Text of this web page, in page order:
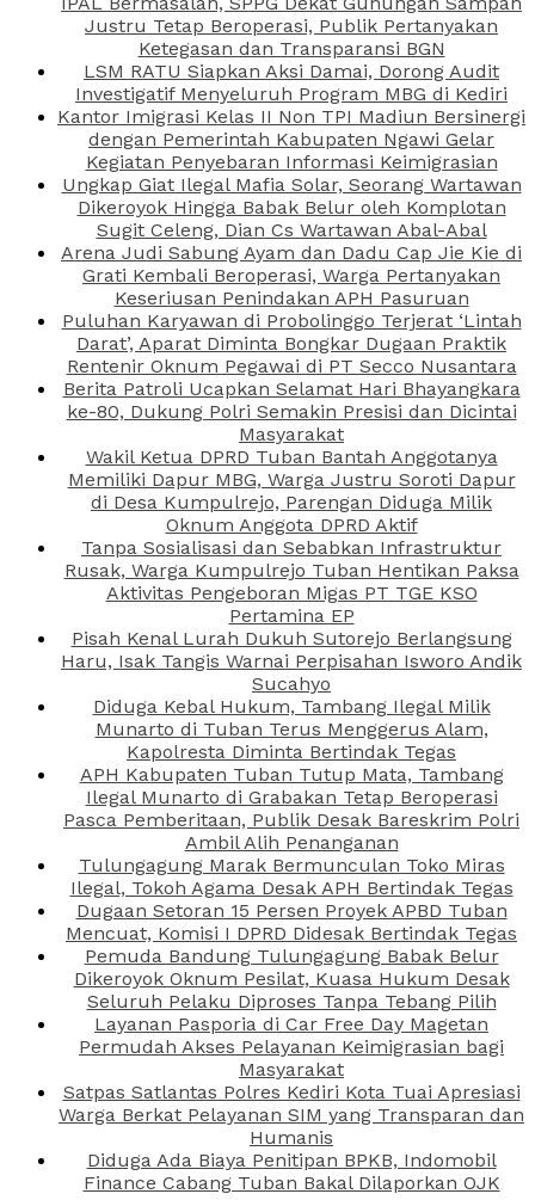
Justru Tetap Beroperasi, Publik Pertanyakan
Ketegasan dan Transparansi BGN
LSM RATU Siapkan Aksi Damai, Dorong Audit
Investigatif Menyeluruh Program MBG di Kediri
Kantor Imigrasi Kelas II Non TPI Madiun Bersinergi
dengan Pemerintah Kabupaten Ngawi Gelar
Kegiatan Penyebaran Informasi Keimigrasian
Ungkap Giat Ilegal Mafia Solar, Seorang Wartawan
Dikeroyok Hingga Babak Belur oleh Komplotan
Sugit Celeng, Dian Cs Wartawan Abal-Abal
Arena Judi Sabung Ayam dan Dadu Cap Jie Kie di
Grati Kembali Beroperasi, Warga Pertanyakan
Keseriusan Penindakan APH Pasuruan
Puluhan Karyawan di Probolinggo Terjerat ‘Lintah
Darat’, Aparat Diminta Bongkar Dugaan Praktik
Rentenir Oknum Pegawai di PT Secco Nusantara
Berita Patroli Ucapkan Selamat Hari Bhayangkara
ke-80, Dukung Polri Semakin Presisi dan Dicintai
Masyarakat
Wakil Ketua DPRD Tuban Bantah Anggotanya
Memiliki Dapur MBG, Warga Justru Soroti Dapur
di Desa Kumpulrejo, Parengan Diduga Milik
Oknum Anggota DPRD Aktif
Tanpa Sosialisasi dan Sebabkan Infrastruktur
Rusak, Warga Kumpulrejo Tuban Hentikan Paksa
Aktivitas Pengeboran Migas PT TGE KSO
Pertamina EP
Pisah Kenal Lurah Dukuh Sutorejo Berlangsung
Haru, Isak Tangis Warnai Perpisahan Isworo Andik
Sucahyo
Diduga Kebal Hukum, Tambang Ilegal Milik
Munarto di Tuban Terus Menggerus Alam,
Kapolresta Diminta Bertindak Tegas
APH Kabupaten Tuban Tutup Mata, Tambang
Ilegal Munarto di Grabakan Tetap Beroperasi
Pasca Pemberitaan, Publik Desak Bareskrim Polri
Ambil Alih Penanganan
Tulungagung Marak Bermunculan Toko Miras
Ilegal, Tokoh Agama Desak APH Bertindak Tegas
Dugaan Setoran 15 Persen Proyek APBD Tuban
Mencuat, Komisi I DPRD Didesak Bertindak Tegas
Pemuda Bandung Tulungagung Babak Belur
Dikeroyok Oknum Pesilat, Kuasa Hukum Desak
Seluruh Pelaku Diproses Tanpa Tebang Pilih
Layanan Pasporia di Car Free Day Magetan
Permudah Akses Pelayanan Keimigrasian bagi
Masyarakat
Satpas Satlantas Polres Kediri Kota Tuai Apresiasi
Warga Berkat Pelayanan SIM yang Transparan dan
Humanis
Diduga Ada Biaya Penitipan BPKB, Indomobil
Finance Cabang Tuban Bakal Dilaporkan OJK